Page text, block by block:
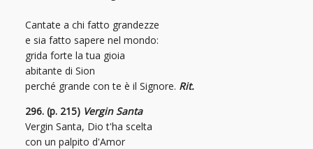
Cantate a chi fatto grandezze
e sia fatto sapere nel mondo:
grida forte la tua gioia
abitante di Sion
perché grande con te è il Signore. Rit.
296. (p. 215) Vergin Santa
Vergin Santa, Dio t'ha scelta
con un palpito d'Amor